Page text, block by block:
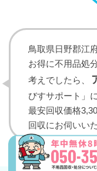
鳥取県日野郡江
お得に不用品処
考えでしたら、
びすサポート」
最安回収価格
回収にお伺いい